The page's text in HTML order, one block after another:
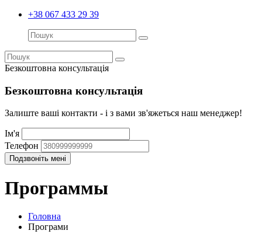
+38 067 433 29 39
Безкоштовна консультація
Безкоштовна консультація
Залиште ваші контакти - і з вами зв'яжеться наш менеджер!
Ім'я
Телефон
Программы
Головна
Програми